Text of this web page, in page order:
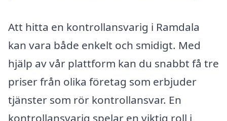
Att hitta en kontrollansvarig i Ramdala
kan vara både enkelt och smidigt. Med
hjälp av vår plattform kan du snabbt få tre
priser från olika företag som erbjuder
tjänster som rör kontrollansvar. En
kontrollansvarig spelar en viktig roll i